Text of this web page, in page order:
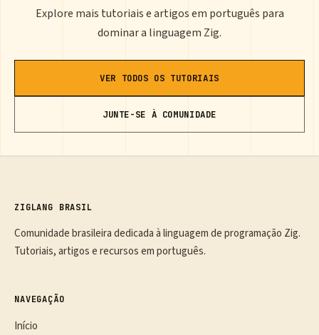
Explore mais tutoriais e artigos em português para
dominar a linguagem Zig.
VER TODOS OS TUTORIAIS
JUNTE-SE À COMUNIDADE
ZIGLANG BRASIL
Comunidade brasileira dedicada à linguagem de programação Zig.
Tutoriais, artigos e recursos em português.
NAVEGAÇÃO
Início